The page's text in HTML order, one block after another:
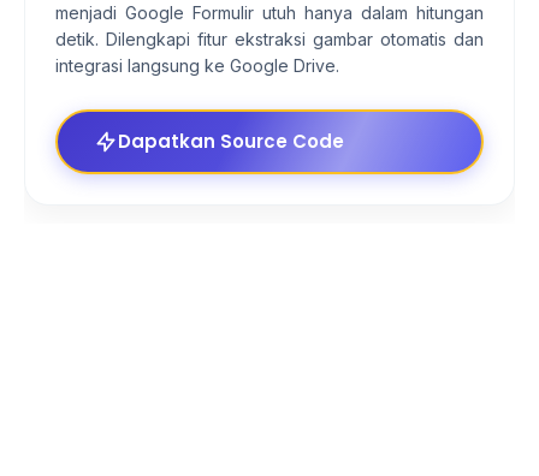
menjadi Google Formulir utuh hanya dalam hitungan
detik. Dilengkapi fitur ekstraksi gambar otomatis dan
integrasi langsung ke Google Drive.
Dapatkan Source Code